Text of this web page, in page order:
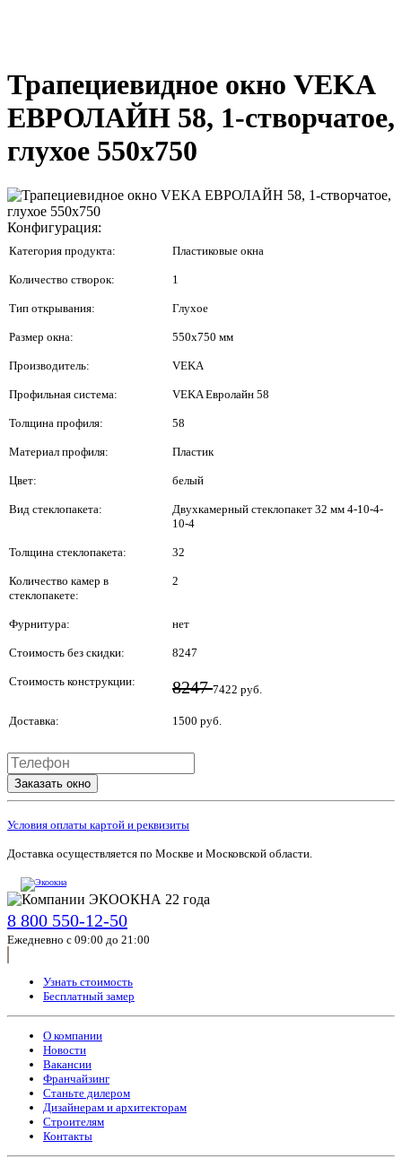
Трапециевидное окно VEKA
ЕВРОЛАЙН 58, 1-створчатое,
глухое 550x750
Конфигурация:
Категория продукта: Пластиковые окна
Количество створок: 1
Тип открывания: Глухое
Размер окна: 550x750 мм
Производитель: VEKA
Профильная система: VEKA Евролайн 58
Толщина профиля: 58
Материал профиля: Пластик
Цвет: белый
Вид стеклопакета:
Двухкамерный стеклопакет 32 мм 4-10-4-
10-4
Толщина стеклопакета: 32
Количество камер в
стеклопакете:
2
Фурнитура: нет
Стоимость без скидки: 8247
Стоимость конструкции: 82477422 руб.
Доставка: 1500 руб.
Заказать окно
Условия оплаты картой и реквизиты
Доставка осуществляется по Москве и Московской области.
8 800 550-12-50
Ежедневно с 09:00 до 21:00
Узнать стоимость
Бесплатный замер
О компании
Новости
Вакансии
Франчайзинг
Станьте дилером
Дизайнерам и архитекторам
Строителям
Контакты